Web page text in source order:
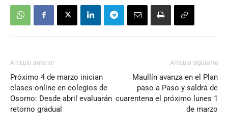
Artículo anterior
Próximo 4 de marzo inician
clases online en colegios de
Osorno: Desde abril evaluarán
retorno gradual
Artículo siguiente
Maullín avanza en el Plan
paso a Paso y saldrá de
cuarentena el próximo lunes 1
de marzo